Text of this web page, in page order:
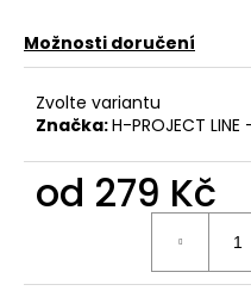
Možnosti doručení
Zvolte variantu
Značka:H-PROJECT
od 279 Kč
u
č
e
m
e
MÍCHACÍ